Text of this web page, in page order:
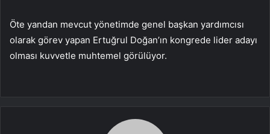
Öte yandan mevcut yönetimde genel başkan yardımcısı
olarak görev yapan Ertuğrul Doğan’ın kongrede lider adayı
olması kuvvetle muhtemel görülüyor.